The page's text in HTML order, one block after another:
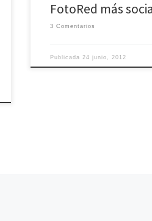
FotoRed más
3 Comentarios
Publicada 24 junio, 2012